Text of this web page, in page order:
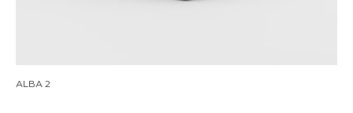
ALBA 2